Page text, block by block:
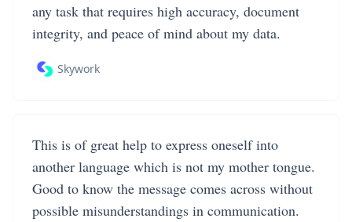
any task that requires high accuracy, document
integrity, and peace of mind about my data.
Skywork
This is of great help to express oneself into
another language which is not my mother tongue.
Good to know the message comes across without
possible misunderstandings in communication.